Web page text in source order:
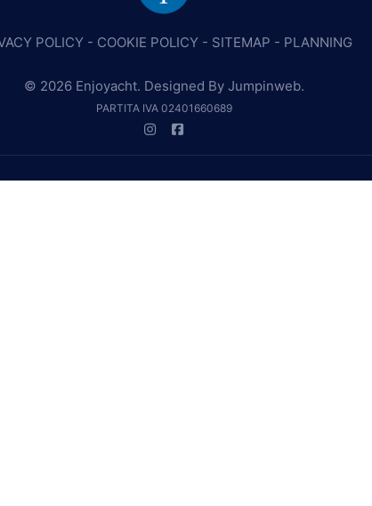
POLICY- COOKIE POLICY- SITEMAP - PLANNING
© 2026 Enjoyacht. Designed By Jumpinweb.
PARTITA IVA 02401660689